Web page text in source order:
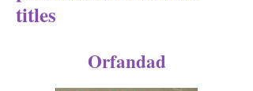
titles
Orfandad